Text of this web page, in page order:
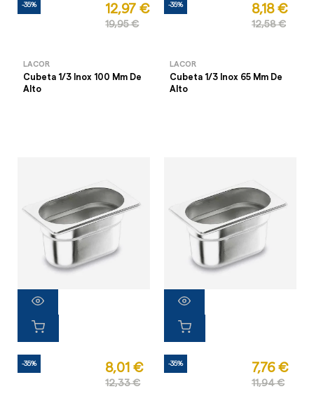
-35% 12,97 €
19,95 €
LACOR
Cubeta 1/3 Inox 100 Mm De
Alto
-35% 8,18 €
12,58 €
LACOR
Cubeta 1/3 Inox 65 Mm De
Alto
-35% 8,01 €
12,33 €
-35% 7,76 €
11,94 €